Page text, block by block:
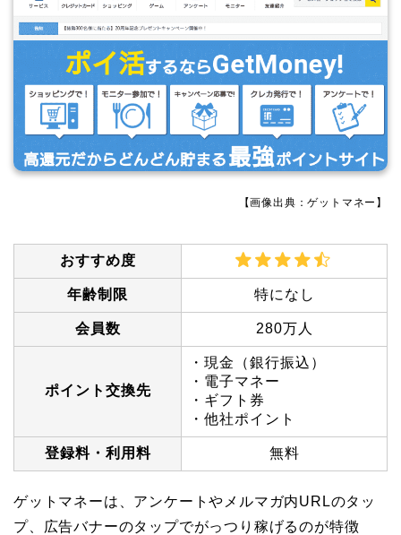
【画像出典：ゲットマネー】
おすすめ度
年齢制限 特になし
会員数 280万人
ポイント交換先
・現金（銀行振込）
・電子マネー
・ギフト券
・他社ポイント
登録料・利用料 無料
ゲットマネーは、アンケートやメルマガ内URLのタッ
プ、広告バナーのタップでがっつり稼げるのが特徴